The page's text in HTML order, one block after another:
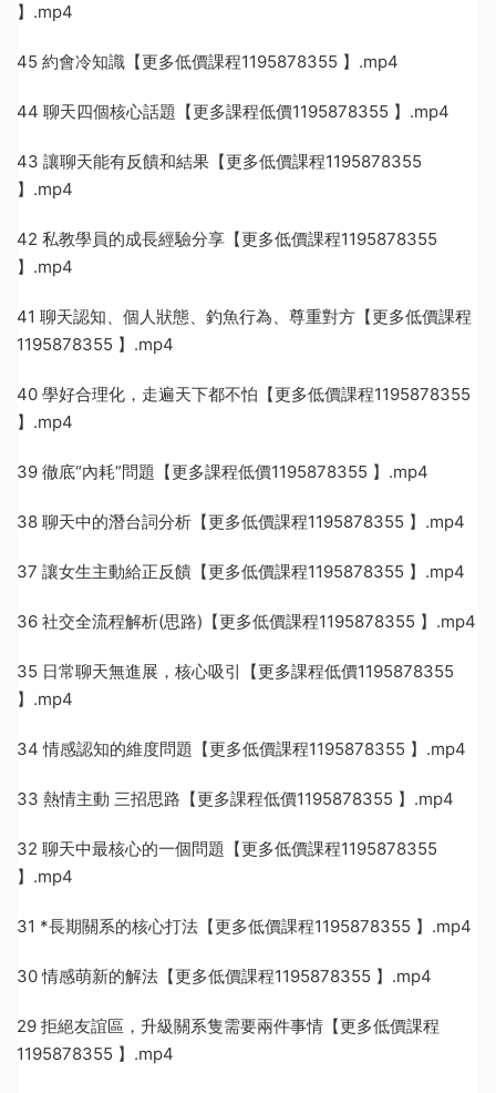
】.mp4
45 約會冷知識【更多低價課程1195878355 】.mp4
44 聊天四個核心話題【更多課程低價1195878355 】.mp4
43 讓聊天能有反饋和結果【更多低價課程1195878355
】.mp4
42 私教學員的成長經驗分享【更多低價課程1195878355
】.mp4
41 聊天認知、個人狀態、釣魚行為、尊重對方【更多低價課程
1195878355 】.mp4
40 學好合理化，走遍天下都不怕【更多低價課程1195878355
】.mp4
39 徹底“內耗”問題【更多課程低價1195878355 】.mp4
38 聊天中的潛台詞分析【更多低價課程1195878355 】.mp4
37 讓女生主動給正反饋【更多低價課程1195878355 】.mp4
36 社交全流程解析(思路)【更多低價課程1195878355 】.mp4
35 日常聊天無進展，核心吸引【更多課程低價1195878355
】.mp4
34 情感認知的維度問題【更多低價課程1195878355 】.mp4
33 熱情主動 三招思路【更多課程低價1195878355 】.mp4
32 聊天中最核心的一個問題【更多低價課程1195878355
】.mp4
31 *長期關系的核心打法【更多低價課程1195878355 】.mp4
30 情感萌新的解法【更多低價課程1195878355 】.mp4
29 拒絕友誼區，升級關系隻需要兩件事情【更多低價課程
1195878355 】.mp4